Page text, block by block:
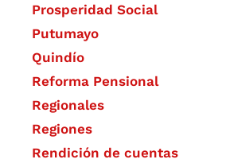
Prosperidad Social
Putumayo
Quindío
Reforma Pensional
Regionales
Regiones
Rendición de cuentas